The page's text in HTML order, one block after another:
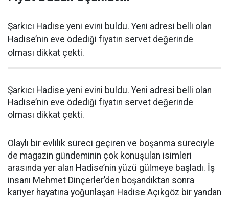
Şarkıcı Hadise yeni evini buldu. Yeni adresi belli olan
Hadise’nin eve ödediği fiyatın servet değerinde
olması dikkat çekti.
Şarkıcı Hadise yeni evini buldu. Yeni adresi belli olan
Hadise’nin eve ödediği fiyatın servet değerinde
olması dikkat çekti.
Olaylı bir evlilik süreci geçiren ve boşanma süreciyle
de magazin gündeminin çok konuşulan isimleri
arasında yer alan Hadise’nin yüzü gülmeye başladı. İş
insanı Mehmet Dinçerler’den boşandıktan sonra
kariyer hayatına yoğunlaşan Hadise Açıkgöz bir yandan